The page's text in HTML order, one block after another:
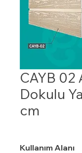
CAYB 02
Dokulu
cm
Kullanım Alanı